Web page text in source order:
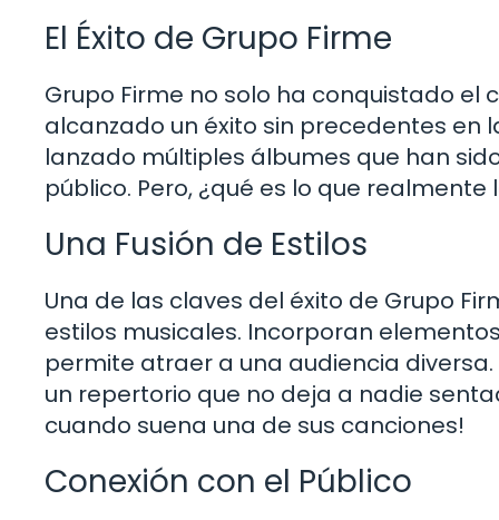
El Éxito de Grupo Firme
Grupo Firme no solo ha conquistado el
alcanzado un éxito sin precedentes en
lanzado múltiples álbumes que han
público. Pero, ¿qué es lo que
Una Fusión de Estilos
Una de las claves del éxito de Grupo
estilos musicales. Incorporan
permite atraer a una audiencia
un repertorio que no deja a nadie
cuando suena una de sus canciones!
Conexión con el Público